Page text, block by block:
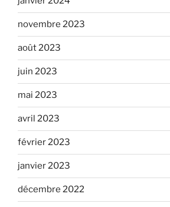
novembre 2023
août 2023
juin 2023
mai 2023
avril 2023
février 2023
janvier 2023
décembre 2022